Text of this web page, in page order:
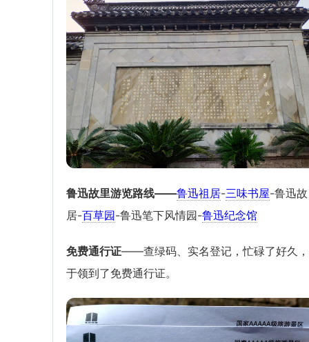
鲁迅故里游览路线——鲁迅祖居-三味书屋-鲁迅故
居-百草园-鲁迅笔下风情园-鲁迅纪念馆
免费通行证——查绿码、实名登记，忙碌了好久
于领到了免费通行证。